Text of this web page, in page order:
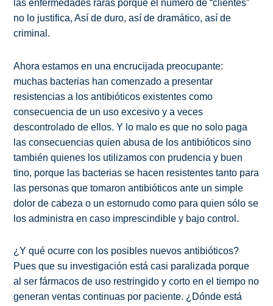
las enfermedades raras porque el número de “clientes”
no lo justifica, Así de duro, así de dramático, así de
criminal.
Ahora estamos en una encrucijada preocupante:
muchas bacterias han comenzado a presentar
resistencias a los antibióticos existentes como
consecuencia de un uso excesivo y a veces
descontrolado de ellos. Y lo malo es que no solo paga
las consecuencias quien abusa de los antibióticos sino
también quienes los utilizamos con prudencia y buen
tino, porque las bacterias se hacen resistentes tanto para
las personas que tomaron antibióticos ante un simple
dolor de cabeza o un estornudo como para quien sólo se
los administra en caso imprescindible y bajo control.
¿Y qué ocurre con los posibles nuevos antibióticos?
Pues que su investigación está casi paralizada porque
al ser fármacos de uso restringido y corto en el tiempo no
generan ventas continuas por paciente. ¿Dónde está